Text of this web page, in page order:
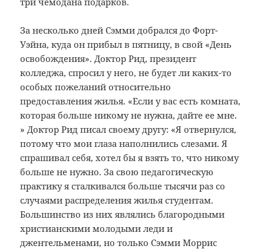
За несколько дней Сэмми добрался до Форт-
Уэйна, куда он прибыл в пятницу, в свой «День
освобождения». Доктор Рид, президент
колледжа, спросил у него, не будет ли каких-то
особых пожеланий относительно
предоставления жилья. «Если у вас есть комната,
которая больше никому не нужна, дайте ее мне.
» Доктор Рид писал своему другу: «Я отвернулся,
потому что мои глаза наполнились слезами. Я
спрашивал себя, хотел бы я взять то, что никому
больше не нужно. За свою педагогическую
практику я сталкивался больше тысячи раз со
случаями распределения жилья студентам.
Большинство из них являлись благородными
христианскими молодыми леди и
джентельменами, но только Сэмми Моррис